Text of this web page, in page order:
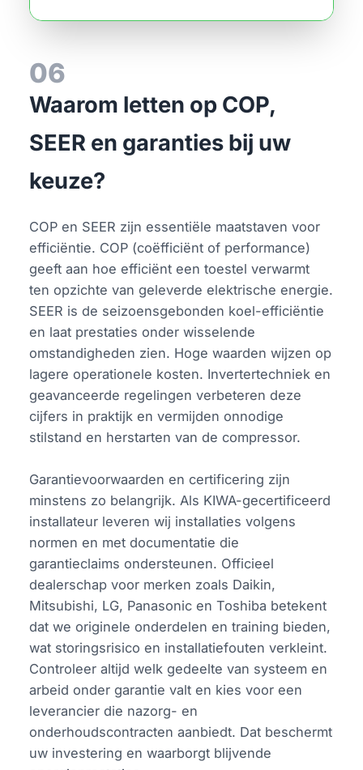
06
Waarom letten op COP,
SEER en garanties bij uw
keuze?
COP en SEER zijn essentiële maatstaven voor
efficiëntie. COP (coëfficiënt of performance)
geeft aan hoe efficiënt een toestel verwarmt
ten opzichte van geleverde elektrische energie.
SEER is de seizoensgebonden koel-efficiëntie
en laat prestaties onder wisselende
omstandigheden zien. Hoge waarden wijzen op
lagere operationele kosten. Invertertechniek en
geavanceerde regelingen verbeteren deze
cijfers in praktijk en vermijden onnodige
stilstand en herstarten van de compressor.
Garantievoorwaarden en certificering zijn
minstens zo belangrijk. Als KIWA-gecertificeerd
installateur leveren wij installaties volgens
normen en met documentatie die
garantieclaims ondersteunen. Officieel
dealerschap voor merken zoals Daikin,
Mitsubishi, LG, Panasonic en Toshiba betekent
dat we originele onderdelen en training bieden,
wat storingsrisico en installatiefouten verkleint.
Controleer altijd welk gedeelte van systeem en
arbeid onder garantie valt en kies voor een
leverancier die nazorg- en
onderhoudscontracten aanbiedt. Dat beschermt
uw investering en waarborgt blijvende